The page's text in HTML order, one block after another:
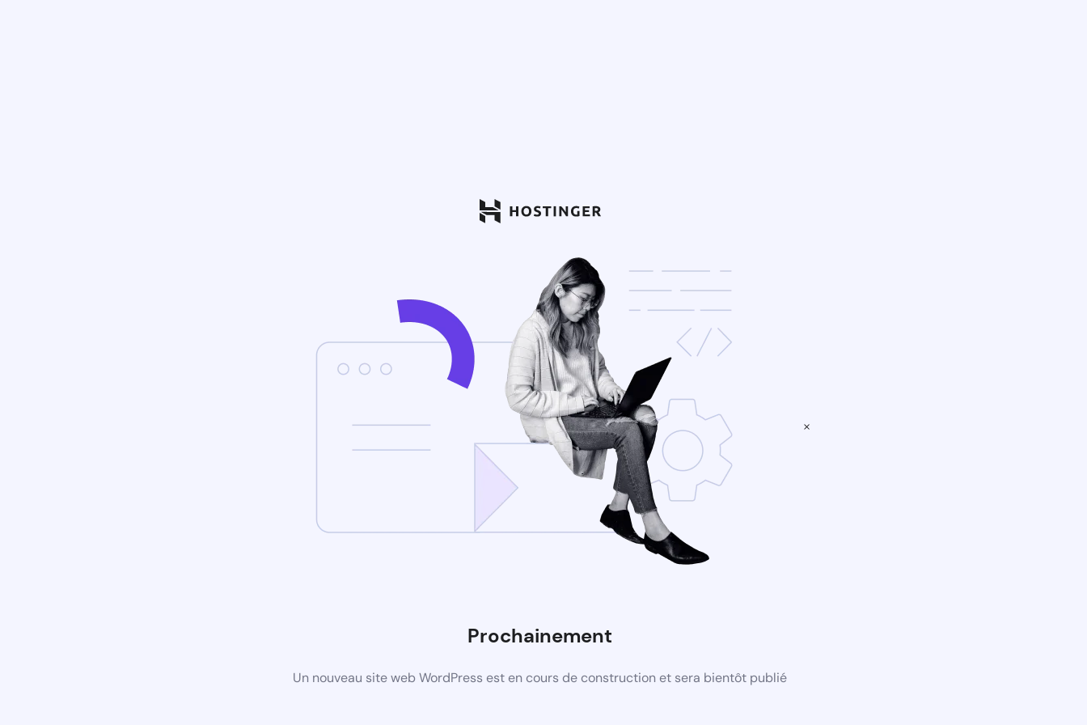
Prochainement
Un nouveau site web WordPress est en cours de construction et sera bientôt publié
×